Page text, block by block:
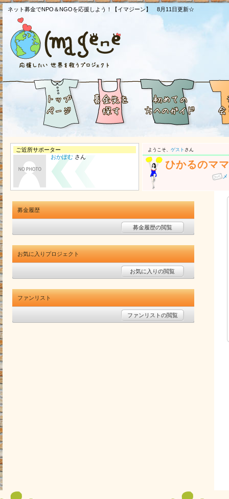
ネット募金でNPO＆NGOを応援しよう！【イマジーン】 8月11日更新☆
ご近所サポーター
おかぽむ さん
ようこそ、 ゲスト さん
ひかるのママ
募金履歴
募金履歴の閲覧
お気に入りプロジェクト
お気に入りの閲覧
ファンリスト
ファンリストの閲覧